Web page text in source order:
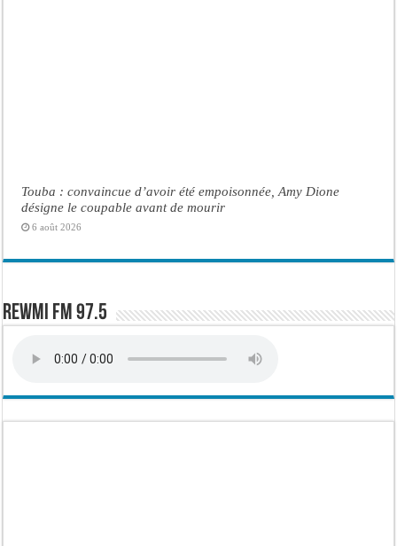
Touba : convaincue d’avoir été empoisonnée, Amy Dione
désigne le coupable avant de mourir
6 août 2026
Rewmi FM 97.5